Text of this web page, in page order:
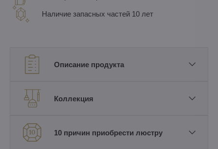
Наличие запасных частей 10 лет
Описание продукта
Коллекция
10 причин приобрести люстру